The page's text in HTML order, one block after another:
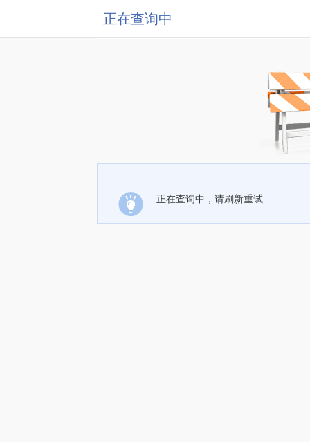
正在查询中
正在查询中，请刷新重试